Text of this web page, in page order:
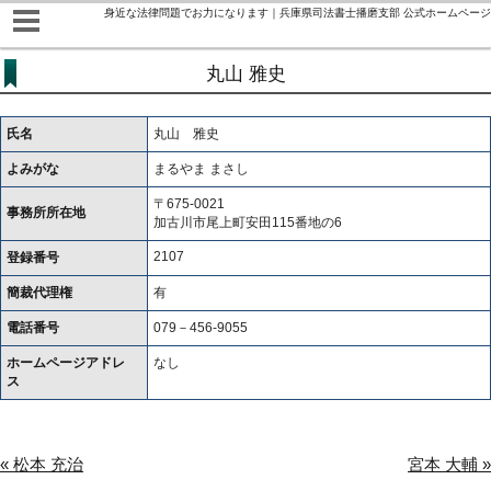
身近な法律問題でお力になります｜兵庫県司法書士播磨支部 公式ホームページ
丸山 雅史
氏名 丸山 雅史
よみがな まるやま まさし
事務所所在地
〒675-0021
加古川市尾上町安田115番地の6
登録番号 2107
簡裁代理権 有
電話番号 079－456-9055
ホームページアドレ
ス
なし
« 松本 充治 宮本 大輔 »